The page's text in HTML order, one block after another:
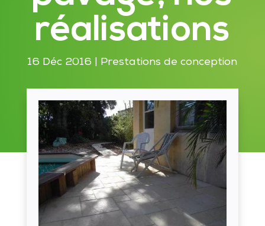
réalisations
16 Déc 2016 Prestations de conception